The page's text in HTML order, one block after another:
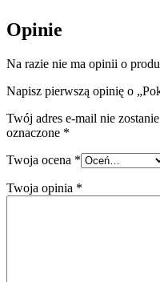
Opinie
Na razie nie ma opinii o
Napisz pierwszą opinię o
Twój adres e-mail nie
oznaczone *
Twoja ocena *
Twoja opinia *